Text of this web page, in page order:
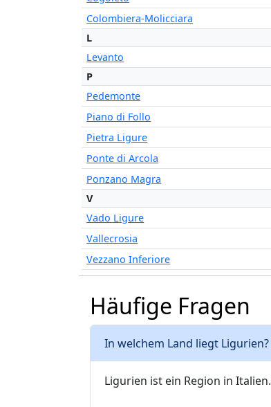
Colombiera-Molicciara
L
Levanto
P
Pedemonte
Piano di Follo
Pietra Ligure
Ponte di Arcola
Ponzano Magra
V
Vado Ligure
Vallecrosia
Vezzano Inferiore
Häufige Fragen
In welchem Land liegt Ligurien?
Ligurien ist ein Region in Italien.